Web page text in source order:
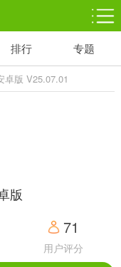
体育竞技
5百+款游戏
排行 专题
卓版 V25.07.01
版
71
用户评分